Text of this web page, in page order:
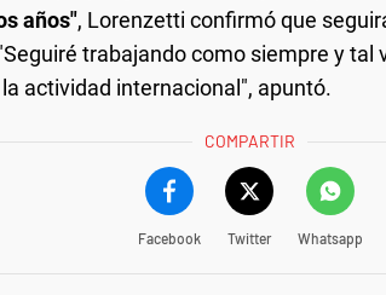
años", Lorenzetti confirmó que
trabajando como siempre y tal
actividad internacional", apuntó.
COMPARTIR
Facebook Twitter Whatsapp